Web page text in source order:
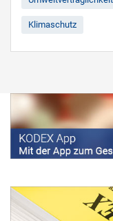
Klimaschutz